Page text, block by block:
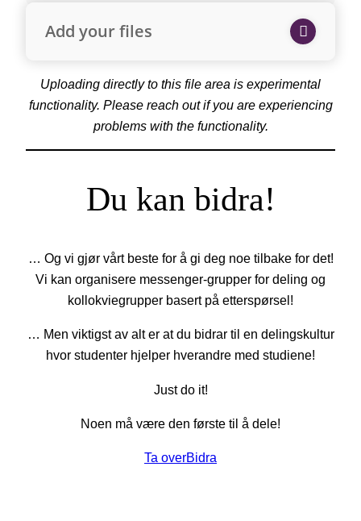
Add your files
Uploading directly to this file area is experimental
functionality. Please reach out if you are experiencing
problems with the functionality.
Du kan bidra!
… Og vi gjør vårt beste for å gi deg noe tilbake for det!
Vi kan organisere messenger-grupper for deling og
kollokviegrupper basert på etterspørsel!
… Men viktigst av alt er at du bidrar til en delingskultur
hvor studenter hjelper hverandre med studiene!
Just do it!
Noen må være den første til å dele!
Ta overBidra